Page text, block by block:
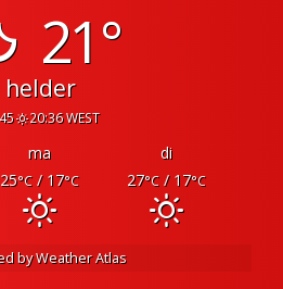
21°
helder
20:36 WEST
ma
di
25°C/ 17°C 27°C/ 17°C
byWeather Atlas